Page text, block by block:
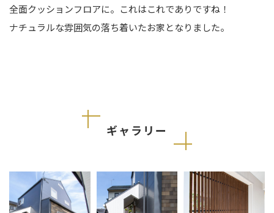
全面クッションフロアに。これはこれでありですね！
ナチュラルな雰囲気の落ち着いたお家となりました。
ギャラリー